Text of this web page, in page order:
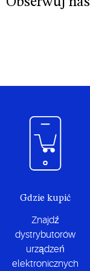
celów
Gdzie kupić
Znajdź
dystrybutorów
urządzeń
elektronicznych